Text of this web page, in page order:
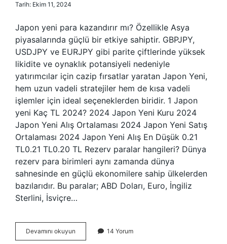
Tarih: Ekim 11, 2024
Japon yeni para kazandırır mı? Özellikle Asya
piyasalarında güçlü bir etkiye sahiptir. GBPJPY,
USDJPY ve EURJPY gibi parite çiftlerinde yüksek
likidite ve oynaklık potansiyeli nedeniyle
yatırımcılar için cazip fırsatlar yaratan Japon Yeni,
hem uzun vadeli stratejiler hem de kısa vadeli
işlemler için ideal seçeneklerden biridir. 1 Japon
yeni Kaç TL 2024? 2024 Japon Yeni Kuru 2024
Japon Yeni Alış Ortalaması 2024 Japon Yeni Satış
Ortalaması 2024 Japon Yeni Alış En Düşük 0.21
TL0.21 TL0.20 TL Rezerv paralar hangileri? Dünya
rezerv para birimleri aynı zamanda dünya
sahnesinde en güçlü ekonomilere sahip ülkelerden
bazılarıdır. Bu paralar; ABD Doları, Euro, İngiliz
Sterlini, İsviçre…
Devamını okuyun
Yeni
14 Yorum